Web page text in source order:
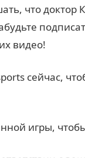
что доктор
видео!
сейчас,
игры,